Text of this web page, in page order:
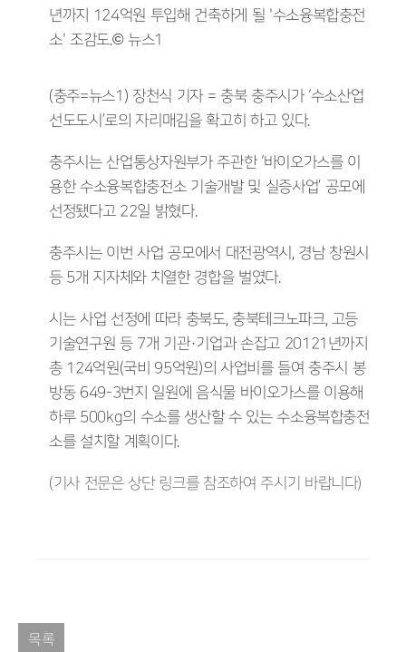
년까지 124억원 투입해 건축하게 될 '수소융복합충전
소' 조감도.© 뉴스1
(충주=뉴스1) 장천식 기자 = 충북 충주시가 ‘수소산업
선도도시’로의 자리매김을 확고히 하고 있다.
충주시는 산업통상자원부가 주관한 ‘바이오가스를 이
용한 수소융복합충전소 기술개발 및 실증사업’ 공모에
선정됐다고 22일 밝혔다.
충주시는 이번 사업 공모에서 대전광역시, 경남 창원시
등 5개 지자체와 치열한 경합을 벌였다.
시는 사업 선정에 따라 충북도, 충북테크노파크, 고등
기술연구원 등 7개 기관·기업과 손잡고 20121년까지
총 124억원(국비 95억원)의 사업비를 들여 충주시 봉
방동 649-3번지 일원에 음식물 바이오가스를 이용해
하루 500kg의 수소를 생산할 수 있는 수소융복합충전
소를 설치할 계획이다.
(기사 전문은 상단 링크를 참조하여 주시기 바랍니다)
목록